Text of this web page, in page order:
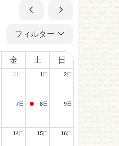
フィルター
金 土 日
31日 1日 2日
7日 8日 9日
14日 15日 16日